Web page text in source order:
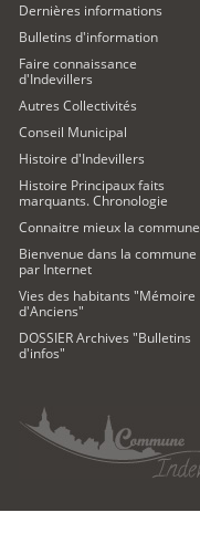
Dernières informations
Bulletins d'information
Faire connaissance
d'Indevillers
Autres Collectivités
Conseil Municipal
Histoire d'Indevillers
Histoire Principaux faits
marquants. Chronologie
Connaitre mieux la commune
Bienvenue dans la commune
par Internet
Vies des habitants "Mémoire
d'Anciens"
DOSSIER Archives "Bulletins
d'infos"